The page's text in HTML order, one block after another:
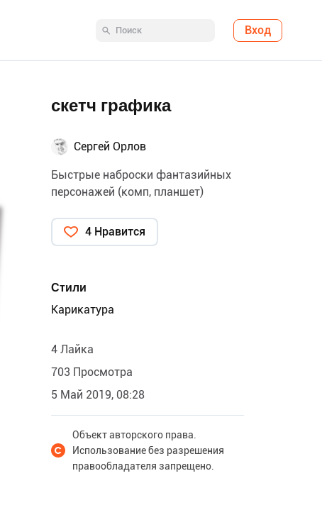
Вход
скетч графика
Сергей Орлов
Быстрые наброски фантазийных
персонажей (комп, планшет)
4 Нравится
Стили
Карикатура
4 Лайка
703 Просмотра
5 Май 2019, 08:28
Объект авторского права.
Использование без разрешения
правообладателя запрещено.